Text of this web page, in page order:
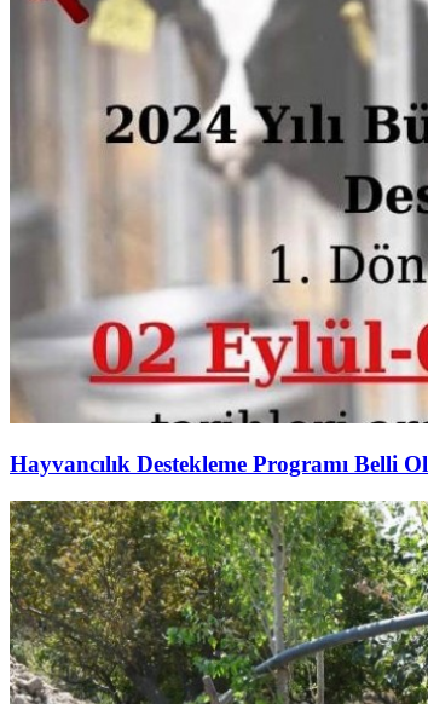
Hayvancılık Destekleme Programı Belli